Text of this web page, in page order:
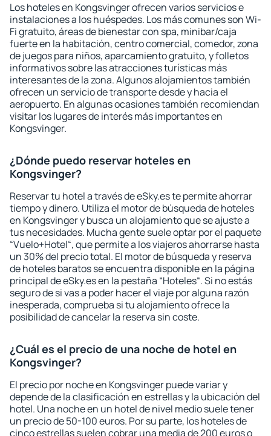
Los hoteles en Kongsvinger ofrecen varios servicios e
instalaciones a los huéspedes. Los más comunes son Wi-
Fi gratuito, áreas de bienestar con spa, minibar/caja
fuerte en la habitación, centro comercial, comedor, zona
de juegos para niños, aparcamiento gratuito, y folletos
informativos sobre las atracciones turísticas más
interesantes de la zona. Algunos alojamientos también
ofrecen un servicio de transporte desde y hacia el
aeropuerto. En algunas ocasiones también recomiendan
visitar los lugares de interés más importantes en
Kongsvinger.
¿Dónde puedo reservar hoteles en
Kongsvinger?
Reservar tu hotel a través de eSky.es te permite ahorrar
tiempo y dinero. Utiliza el motor de búsqueda de hoteles
en Kongsvinger y busca un alojamiento que se ajuste a
tus necesidades. Mucha gente suele optar por el paquete
“Vuelo+Hotel“, que permite a los viajeros ahorrarse hasta
un 30% del precio total. El motor de búsqueda y reserva
de hoteles baratos se encuentra disponible en la página
principal de eSky.es en la pestaña “Hoteles“. Si no estás
seguro de si vas a poder hacer el viaje por alguna razón
inesperada, comprueba si tu alojamiento ofrece la
posibilidad de cancelar la reserva sin coste.
¿Cuál es el precio de una noche de hotel en
Kongsvinger?
El precio por noche en Kongsvinger puede variar y
depende de la clasificación en estrellas y la ubicación del
hotel. Una noche en un hotel de nivel medio suele tener
un precio de 50-100 euros. Por su parte, los hoteles de
cinco estrellas suelen cobrar una media de 200 euros o